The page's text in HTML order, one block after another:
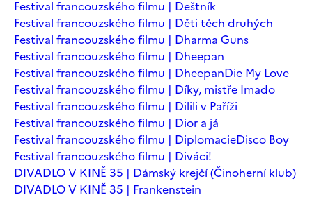
Festival francouzského filmu | Deštník
Festival francouzského filmu | Děti těch druhých
Festival francouzského filmu | Dharma Guns
Festival francouzského filmu | Dheepan
Festival francouzského filmu | DheepanDie My Love
Festival francouzského filmu | Díky, mistře Imado
Festival francouzského filmu | Dilili v Paříži
Festival francouzského filmu | Dior a já
Festival francouzského filmu | DiplomacieDisco Boy
Festival francouzského filmu | Diváci!
DIVADLO V KINĚ 35 | Dámský krejčí (Činoherní klub)
DIVADLO V KINĚ 35 | Frankenstein